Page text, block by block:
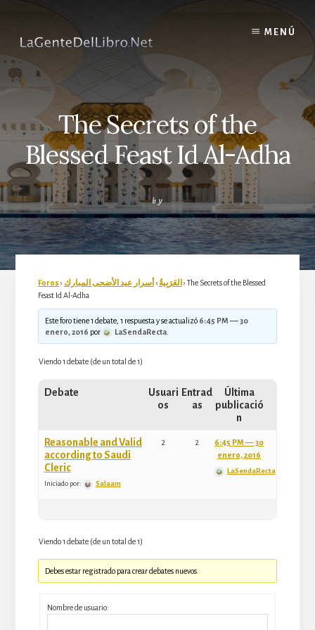
content
MENÚ
The Secrets of the
Blessed Feast Id Al-Adha
by
Foros › العَرَبِيةُ › أسرار عيد الأضحى المبارك › The Secrets of the Blessed
Feast Id Al-Adha
Este foro tiene 1 debate, 1 respuesta y se actualizó 6:45 PM –– 30
enero, 2016 por LaSendaRecta.
Viendo 1 debate (de un total de 1)
Debate
Usuari
os
Entrad
as
Última
publicació
n
Reasonable and Valid
according to Saudi
Cleric
Iniciado por: Salaam
2 2
6:45 PM –– 30
enero, 2016
LaSendaRecta
Viendo 1 debate (de un total de 1)
Debes estar registrado para crear debates nuevos.
Nombre de usuario: